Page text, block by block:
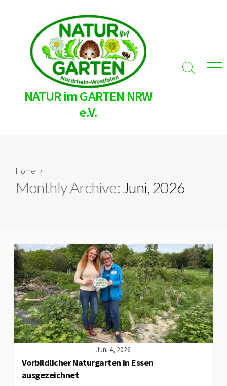
content
NATUR im GARTEN NRW
e.V.
Search
Home >
Monthly Archive: Juni, 2026
Juni 4, 2026
Vorbildlicher Naturgarten in Essen
ausgezeichnet